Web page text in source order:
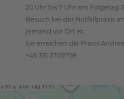
20 Uhr bis 7 Uhr am Folgetag
Besuch bei der Notfallpraxis
jemand vor Ort ist.
Sie erreichen die Praxis
+49 331 2709758